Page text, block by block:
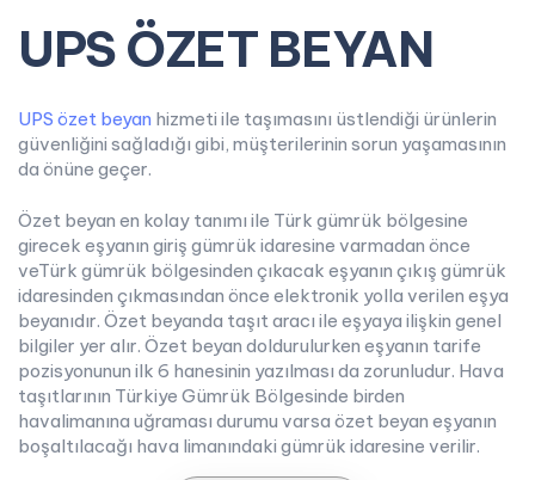
UPS ÖZET BEYAN
UPS özet beyan hizmeti ile taşımasını üstlendiği ürünlerin
güvenliğini sağladığı gibi, müşterilerinin sorun yaşamasının
da önüne geçer.
Özet beyan en kolay tanımı ile Türk gümrük bölgesine
girecek eşyanın giriş gümrük idaresine varmadan önce
veTürk gümrük bölgesinden çıkacak eşyanın çıkış gümrük
idaresinden çıkmasından önce elektronik yolla verilen eşya
beyanıdır. Özet beyanda taşıt aracı ile eşyaya ilişkin genel
bilgiler yer alır. Özet beyan doldurulurken eşyanın tarife
pozisyonunun ilk 6 hanesinin yazılması da zorunludur. Hava
taşıtlarının Türkiye Gümrük Bölgesinde birden
havalimanına uğraması durumu varsa özet beyan eşyanın
boşaltılacağı hava limanındaki gümrük idaresine verilir.